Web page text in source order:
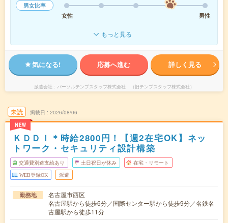
男女比率
女性
男性
もっと見る
気になる! 応募へ進む 詳しく見る
派遣会社 パーソルテンプスタッフ株式会社 （旧テンプスタッフ株式会社）
未読
NEW
掲載日 2026/08/06
ＫＤＤＩ＊時給2800円！【週2在宅OK】ネッ
トワーク・セキュリティ設計構築
交通費別途支給あり 土日祝日が休み 在宅・リモート
WEB登録OK 派遣
勤務地
名古屋市西区
名古屋駅から徒歩6分／国際センター駅から徒歩9分／名鉄名
古屋駅から徒歩11分